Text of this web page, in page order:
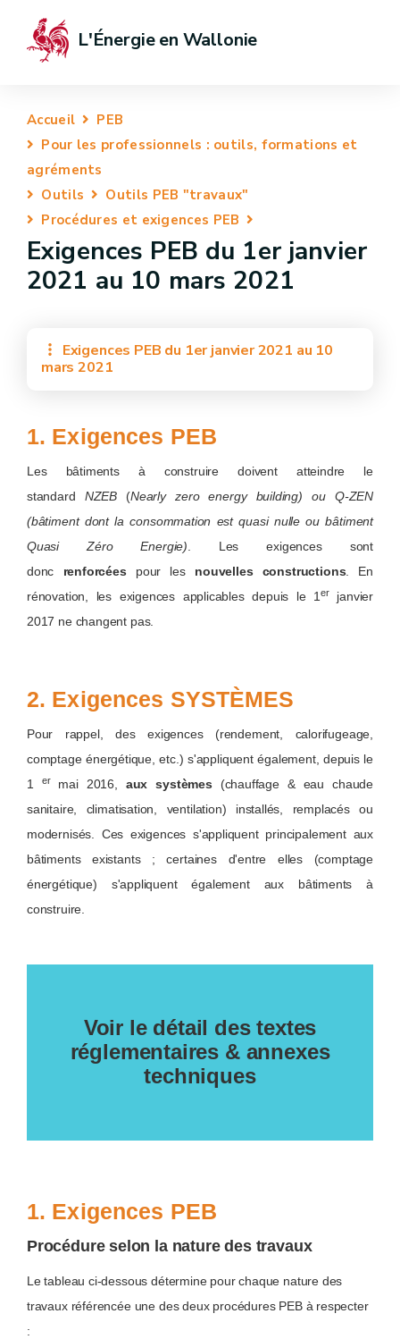
L'Énergie en Wallonie
Accueil
PEB
Pour les professionnels : outils, formations et
agréments
Outils
Outils PEB "travaux"
Procédures et exigences PEB
Exigences PEB du 1er janvier
2021 au 10 mars 2021
Exigences PEB du 1er janvier 2021 au 10
mars 2021
1. Exigences PEB
Les bâtiments à construire doivent atteindre le
standard NZEB (Nearly zero energy building)
ou Q-ZEN
(bâtiment dont la consommation est quasi nulle ou bâtiment
Quasi Zéro Energie) . Les exigences sont
donc renforcées pour les nouvelles constructions . En
rénovation, les exigences applicables depuis le 1 erjanvier
2017 ne changent pas.
2. Exigences SYSTÈMES
Pour rappel, des exigences (rendement, calorifugeage,
comptage énergétique, etc.) s'appliquent également, depuis le
1
ermai 2016, aux systèmes (chauffage & eau chaude
sanitaire, climatisation, ventilation) installés, remplacés ou
modernisés. Ces exigences s'appliquent principalement aux
bâtiments existants ; certaines d'entre elles (comptage
énergétique) s'appliquent également aux bâtiments à
construire.
Voir le détail des textes
réglementaires & annexes
techniques
1. Exigences PEB
Procédure selon la nature des travaux
Le tableau ci-dessous détermine pour chaque nature des
travaux référencée une des deux procédures PEB à respecter
: